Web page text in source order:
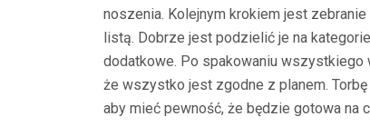
noszenia. Kolejnym krokiem jest
listą. Dobrze jest podzielić je na
dodatkowe. Po spakowaniu
że wszystko jest zgodne z planem.
aby mieć pewność, że będzie gotowa na